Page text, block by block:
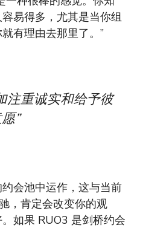
易得多，尤其是当你组
有理由去那里了。”
注重诚实和给予彼
”
会池中运作，这与当前
，肯定会改变你的观
如果 RUO3 是剑桥约会